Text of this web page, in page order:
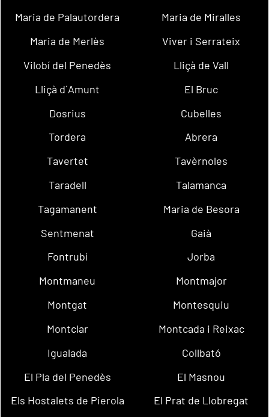
Maria de Palautordera
Maria de Miralles
Maria de Merlès
Viver i Serrateix
Vilobí del Penedès
Lliçà de Vall
Lliçà d´Amunt
El Bruc
Dosrius
Cubelles
Tordera
Abrera
Tavertet
Tavèrnoles
Taradell
Talamanca
Tagamanent
Maria de Besora
Sentmenat
Gaià
Fontrubí
Jorba
Montmaneu
Montmajor
Montgat
Montesquiu
Montclar
Montcada i Reixac
Igualada
Collbató
El Pla del Penedès
El Masnou
Els Hostalets de Pierola
El Prat de Llobregat